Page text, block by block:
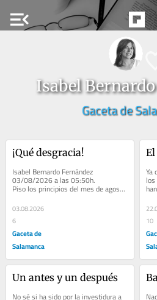
menu_open
Isabel
Gaceta de
¡Qué desgracia!
Isabel Bernardo Fernández
03/08/2026 a las 05:50h.
Piso los principios del mes de agosto
con mal de alma y agitación...
03.08.2026
6
Gaceta de
Salamanca
Ya
10
Un antes y un después
No sé si ha sido por la investidura a